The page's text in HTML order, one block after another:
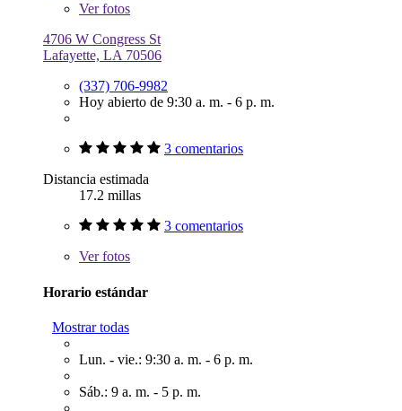
Verfotos
4706 W Congress St
Lafayette, LA 70506
(337) 706-9982
Hoy abierto de 9:30 a. m. - 6 p. m.
3 comentarios
Distancia estimada
17.2 millas
3 comentarios
Verfotos
Horario estándar
Mostrar todas
Lun. - vie.: 9:30 a. m. - 6 p. m.
Sáb.: 9 a. m. - 5 p. m.